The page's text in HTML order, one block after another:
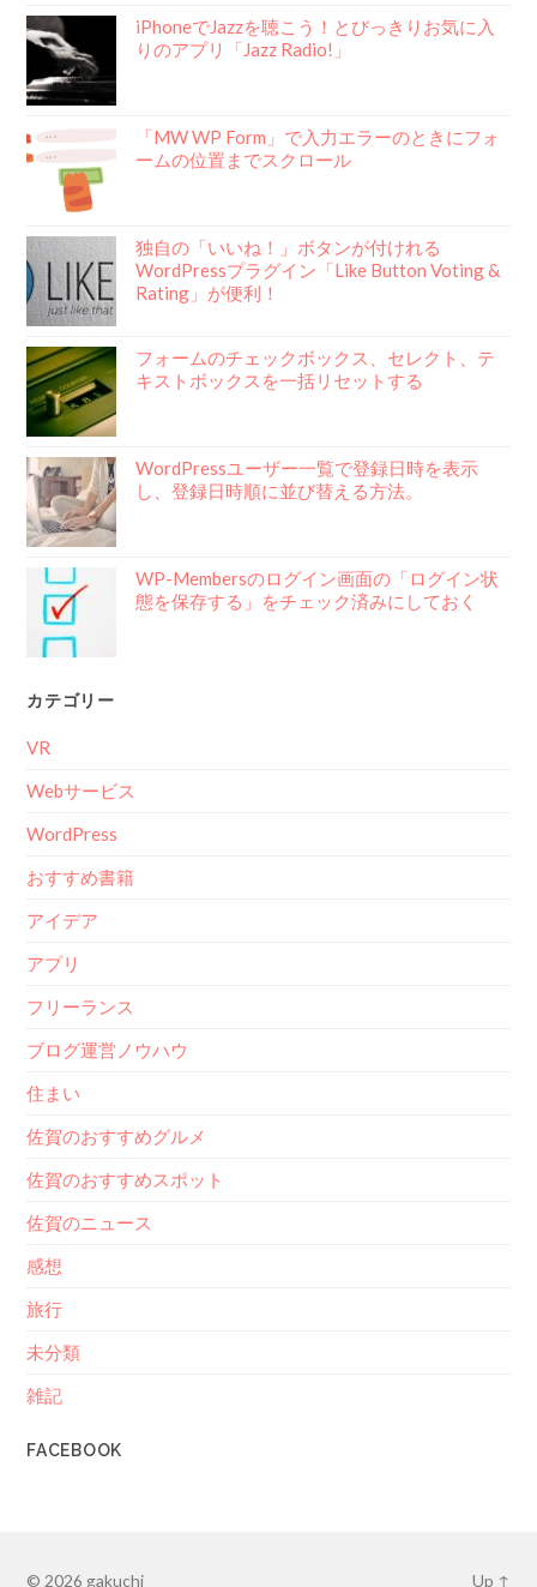
iPhoneでJazzを聴こう！とびっきりお気に入
りのアプリ「Jazz Radio!」
「MW WP Form」で入力エラーのときにフォ
ームの位置までスクロール
独自の「いいね！」ボタンが付けれる
WordPressプラグイン「Like Button Voting &
Rating」が便利！
フォームのチェックボックス、セレクト、テ
キストボックスを一括リセットする
WordPressユーザー一覧で登録日時を表示
し、登録日時順に並び替える方法。
WP-Membersのログイン画面の「ログイン状
態を保存する」をチェック済みにしておく
カテゴリー
VR
Webサービス
WordPress
おすすめ書籍
アイデア
アプリ
フリーランス
ブログ運営ノウハウ
住まい
佐賀のおすすめグルメ
佐賀のおすすめスポット
佐賀のニュース
感想
旅行
未分類
雑記
FACEBOOK
© 2026 gakuchi Up ↑